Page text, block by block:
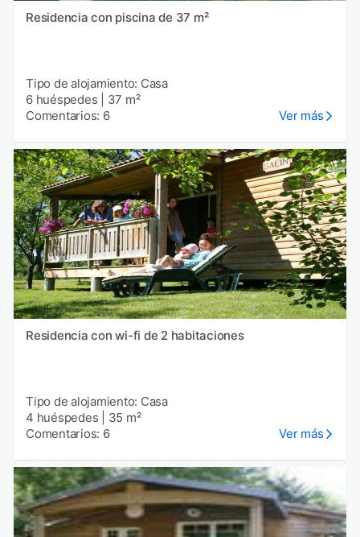
Residencia con piscina de 37 m²
Tipo de alojamiento: Casa
6 huéspedes
37 m²
Comentarios: 6
Ver más
Residencia con wi-fi de 2 habitaciones
Tipo de alojamiento: Casa
4 huéspedes
35 m²
Comentarios: 6
Ver más